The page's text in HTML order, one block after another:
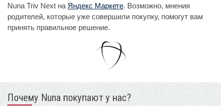
Nuna Triv Next на Яндекс Маркете. Возможно, мнения
родителей, которые уже совершили покупку, помогут вам
принять правильное решение.
Почему Nuna покупают у нас?